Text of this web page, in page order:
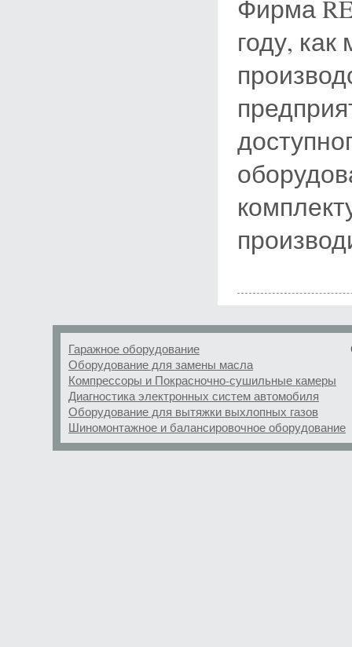
Фирма
году,
Гаражное оборудование
Оборудование для замены масла
Компрессоры и Покрасночно-сушильные камеры
Диагностика электронных систем автомобиля
Оборудование для вытяжки выхлопных газов
Шиномонтажное и балансировочное оборудование